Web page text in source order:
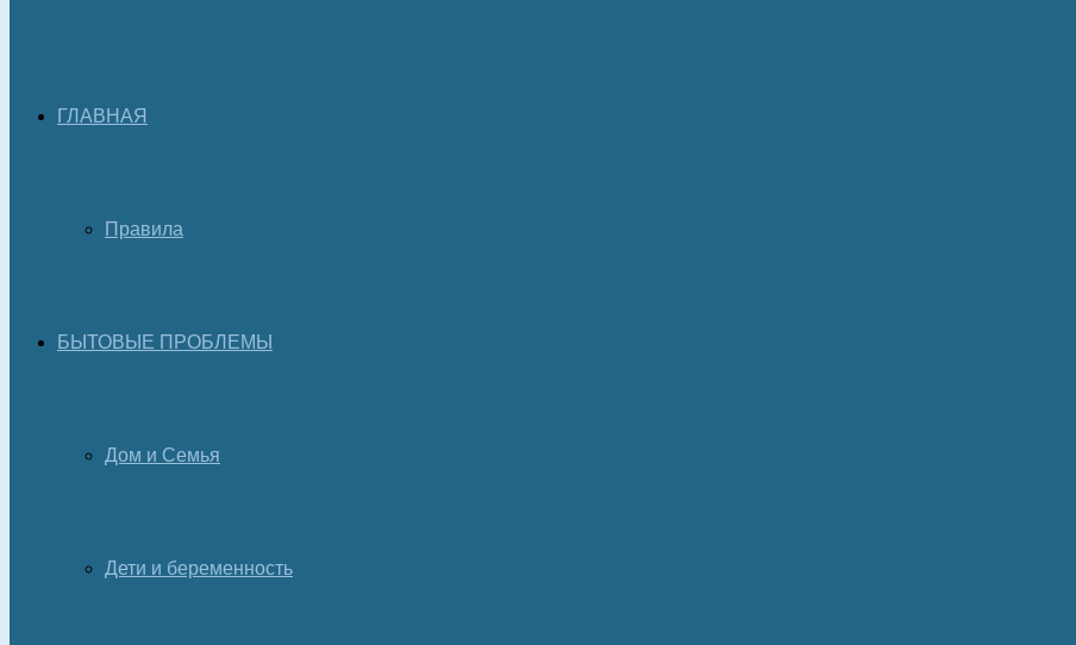
ГЛАВНАЯ
Правила
БЫТОВЫЕ ПРОБЛЕМЫ
Дом и Семья
Дети и беременность